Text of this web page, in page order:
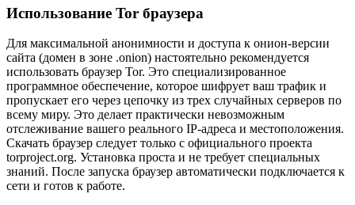
Использование Tor браузера
Для максимальной анонимности и доступа к онион-версии
сайта (домен в зоне .onion) настоятельно рекомендуется
использовать браузер Tor. Это специализированное
программное обеспечение, которое шифрует ваш трафик и
пропускает его через цепочку из трех случайных серверов по
всему миру. Это делает практически невозможным
отслеживание вашего реального IP-адреса и местоположения.
Скачать браузер следует только с официального проекта
torproject.org. Установка проста и не требует специальных
знаний. После запуска браузер автоматически подключается к
сети и готов к работе.